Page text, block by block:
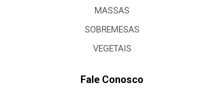
MASSAS
SOBREMESAS
VEGETAIS
Fale Conosco